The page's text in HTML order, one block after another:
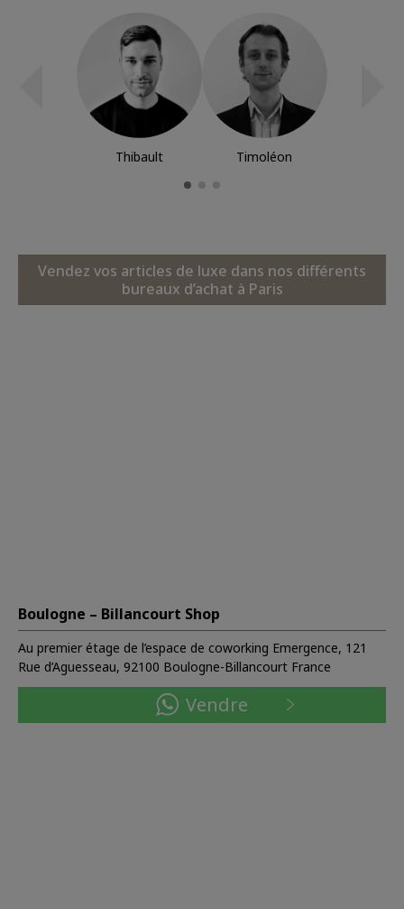
Thibault Timoléon
Vendez vos articles de luxe dans nos différents
bureaux d’achat à Paris
Boulogne – Billancourt Shop
Au premier étage de l’espace de coworking Emergence, 121
Rue d’Aguesseau, 92100 Boulogne-Billancourt France
Vendre